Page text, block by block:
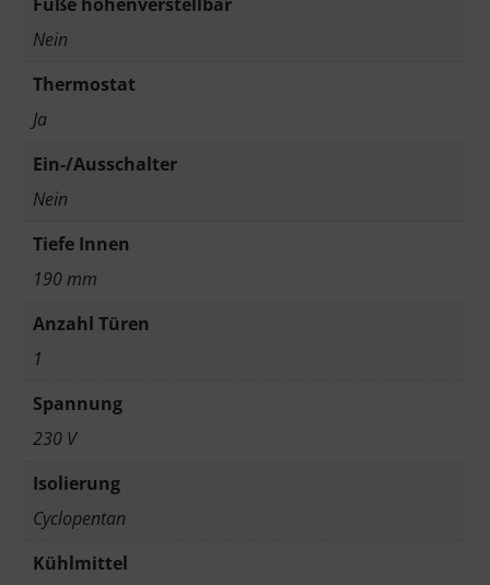
Nein
Thermostat
Ja
Ein-/Ausschalter
Nein
Tiefe Innen
190 mm
Anzahl Türen
1
Spannung
230 V
Isolierung
Cyclopentan
Kühlmittel